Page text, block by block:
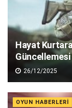
Hayat
Güncellemesi
26/12/2025
OYUN HABERLERI